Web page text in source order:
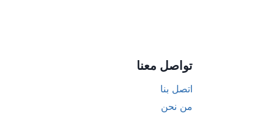
تواصل معنا
اتصل بنا
من نحن